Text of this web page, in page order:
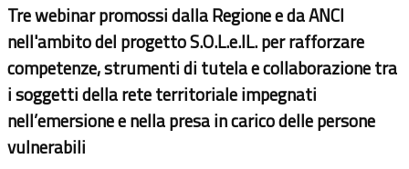
Tre webinar promossi dalla Regione e da ANCI
nell'ambito del progetto S.O.L.e.IL. per rafforzare
competenze, strumenti di tutela e collaborazione tra
i soggetti della rete territoriale impegnati
nell’emersione e nella presa in carico delle persone
vulnerabili